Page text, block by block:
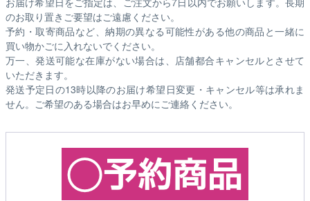
のお取り置きご要望はご遠慮ください。
予約・取寄商品など、納期の異なる可能性がある他の商品と一緒に
買い物かごに入れないでください。
万一、発送可能な在庫がない場合は、店舗都合キャンセルとさせて
いただきます。
発送予定日の13時以降のお届け希望日変更・キャンセル等は承れま
せん。ご希望のある場合はお早めにご連絡ください。